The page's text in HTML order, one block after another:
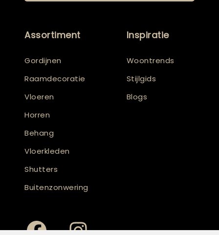
Assortiment
Gordijnen
Raamdecoratie
Vloeren
Horren
Behang
Vloerkleden
Shutters
Buitenzonwering
Inspiratie
Woontrends
Stijlgids
Blogs